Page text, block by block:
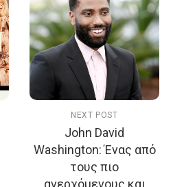
NEXT POST
John David
Washington: Ένας από
τους πιο
ανερχόμενους και